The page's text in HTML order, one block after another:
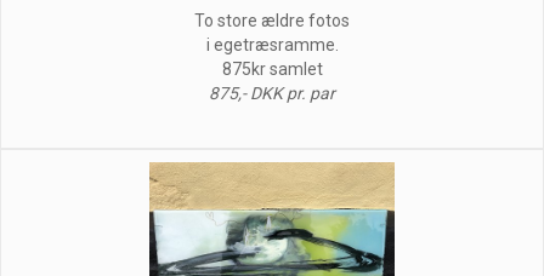
To store ældre fotos
i egetræsramme.
875kr samlet
875,- DKK pr. par